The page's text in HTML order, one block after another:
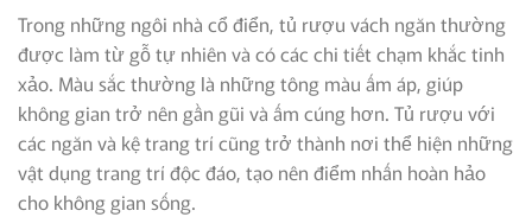
Trong những ngôi nhà cổ điển, tủ rượu vách ngăn thường
được làm từ gỗ tự nhiên và có các chi tiết chạm khắc tinh
xảo. Màu sắc thường là những tông màu ấm áp, giúp
không gian trở nên gần gũi và ấm cúng hơn. Tủ rượu với
các ngăn và kệ trang trí cũng trở thành nơi thể hiện những
vật dụng trang trí độc đáo, tạo nên điểm nhấn hoàn hảo
cho không gian sống.